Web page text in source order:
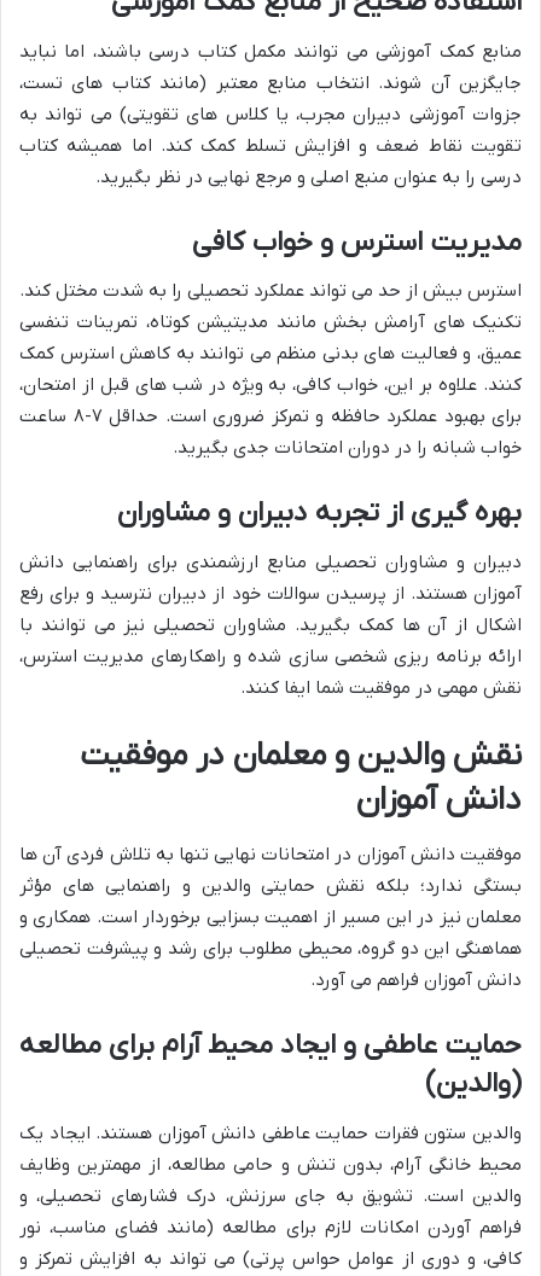
منابع کمک آموزشی می توانند مکمل کتاب درسی باشند، اما نباید
جایگزین آن شوند. انتخاب منابع معتبر (مانند کتاب های تست،
جزوات آموزشی دبیران مجرب، یا کلاس های تقویتی) می تواند به
تقویت نقاط ضعف و افزایش تسلط کمک کند. اما همیشه کتاب
درسی را به عنوان منبع اصلی و مرجع نهایی در نظر بگیرید.
مدیریت استرس و خواب کافی
استرس بیش از حد می تواند عملکرد تحصیلی را به شدت مختل کند.
تکنیک های آرامش بخش مانند مدیتیشن کوتاه، تمرینات تنفسی
عمیق، و فعالیت های بدنی منظم می توانند به کاهش استرس کمک
کنند. علاوه بر این، خواب کافی، به ویژه در شب های قبل از امتحان،
برای بهبود عملکرد حافظه و تمرکز ضروری است. حداقل ۷-۸ ساعت
خواب شبانه را در دوران امتحانات جدی بگیرید.
بهره گیری از تجربه دبیران و مشاوران
دبیران و مشاوران تحصیلی منابع ارزشمندی برای راهنمایی دانش
آموزان هستند. از پرسیدن سوالات خود از دبیران نترسید و برای رفع
اشکال از آن ها کمک بگیرید. مشاوران تحصیلی نیز می توانند با
ارائه برنامه ریزی شخصی سازی شده و راهکارهای مدیریت استرس،
نقش مهمی در موفقیت شما ایفا کنند.
نقش والدین و معلمان در موفقیت
دانش آموزان
موفقیت دانش آموزان در امتحانات نهایی تنها به تلاش فردی آن ها
بستگی ندارد؛ بلکه نقش حمایتی والدین و راهنمایی های مؤثر
معلمان نیز در این مسیر از اهمیت بسزایی برخوردار است. همکاری و
هماهنگی این دو گروه، محیطی مطلوب برای رشد و پیشرفت تحصیلی
دانش آموزان فراهم می آورد.
حمایت عاطفی و ایجاد محیط آرام برای مطالعه
(والدین)
والدین ستون فقرات حمایت عاطفی دانش آموزان هستند. ایجاد یک
محیط خانگی آرام، بدون تنش و حامی مطالعه، از مهمترین وظایف
والدین است. تشویق به جای سرزنش، درک فشارهای تحصیلی، و
فراهم آوردن امکانات لازم برای مطالعه (مانند فضای مناسب، نور
کافی، و دوری از عوامل حواس پرتی) می تواند به افزایش تمرکز و